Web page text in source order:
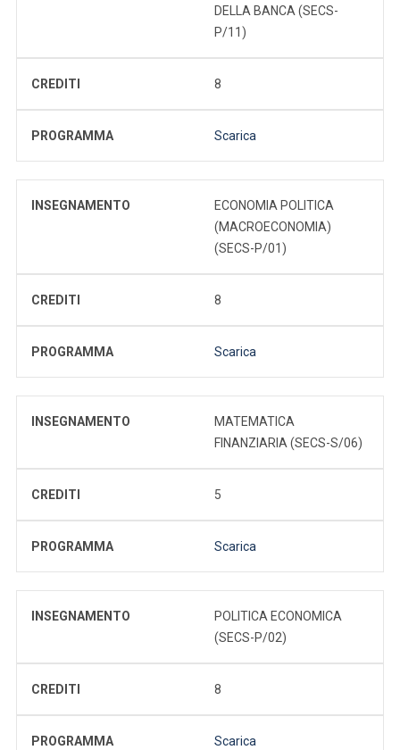
DELLA BANCA (SECS-
P/11)
CREDITI 8
PROGRAMMA Scarica
INSEGNAMENTO
ECONOMIA POLITICA
(MACROECONOMIA)
(SECS-P/01)
CREDITI 8
PROGRAMMA Scarica
INSEGNAMENTO
MATEMATICA
FINANZIARIA (SECS-S/06)
CREDITI 5
PROGRAMMA Scarica
INSEGNAMENTO
POLITICA ECONOMICA
(SECS-P/02)
CREDITI 8
PROGRAMMA Scarica